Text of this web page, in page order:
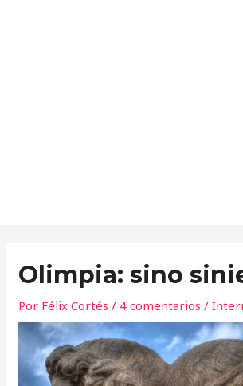
Olimpia: sino
Por Félix Cortés/ 4 comentarios /